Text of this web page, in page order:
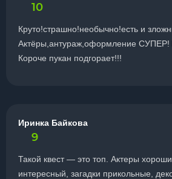
10
Круто!страшно!необычно!есть и
Актёры,антураж,оформление
Короче пукан подгорает!!!
Иринка Байкова
9
Такой квест — это топ. Актеры
интересный, загадки прикольные,